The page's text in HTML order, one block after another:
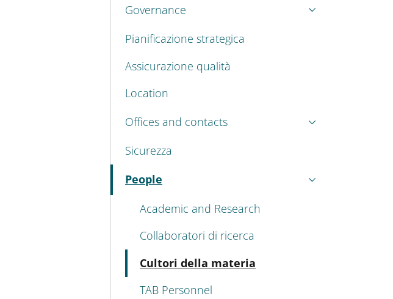
Governance
Pianificazione strategica
Assicurazione qualità
Location
Offices and contacts
Sicurezza
People
Active
Academic and Research
Collaboratori di ricerca
Cultori della materia
TAB Personnel